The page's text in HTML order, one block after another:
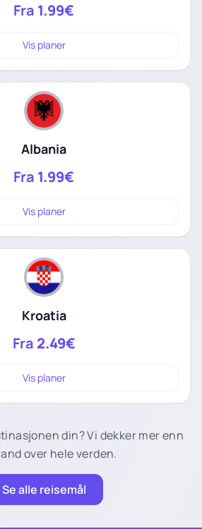
Fra 1.99€
Vis planer
Albania
Fra 1.99€
Vis planer
Kroatia
Fra 2.49€
Vis planer
din? Vi dekker mer enn
over hele verden.
Se alle reisemål